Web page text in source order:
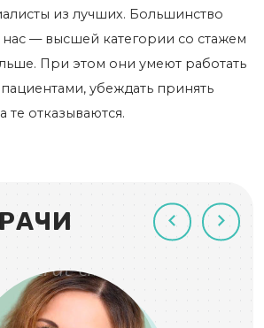
из лучших. Большинство
нас — высшей категории со стажем
При этом они умеют работать
убеждать принять
те отказываются.